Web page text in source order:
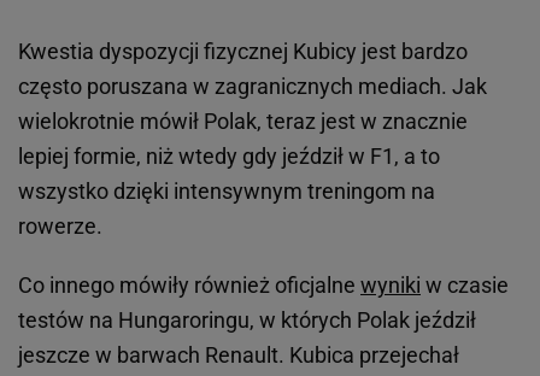
Kwestia dyspozycji fizycznej Kubicy jest bardzo
często poruszana w zagranicznych mediach. Jak
wielokrotnie mówił Polak, teraz jest w znacznie
lepiej formie, niż wtedy gdy jeździł w F1, a to
wszystko dzięki intensywnym treningom na
rowerze.
Co innego mówiły również oficjalne wyniki w czasie
testów na Hungaroringu, w których Polak jeździł
jeszcze w barwach Renault. Kubica przejechał